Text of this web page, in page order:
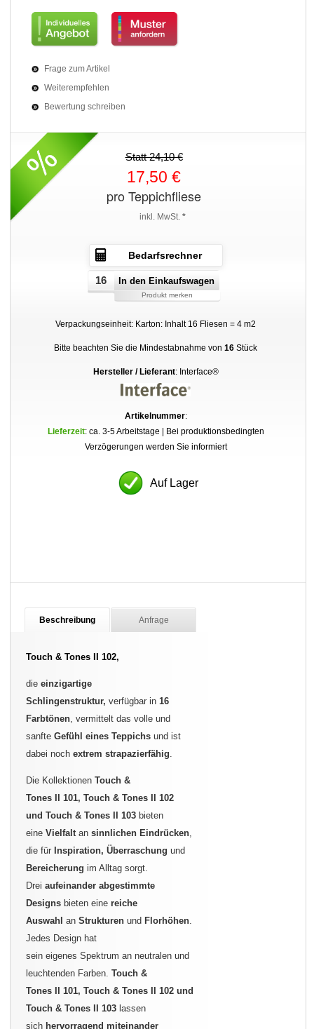
Frage zum Artikel
Weiterempfehlen
Bewertung schreiben
Statt 24,10 €
17,50 €
pro Teppichfliese
inkl. MwSt. *
Bedarfsrechner
In den Einkaufswagen
Produkt merken
Verpackungseinheit: Karton: Inhalt 16 Fliesen = 4 m2
Bitte beachten Sie die Mindestabnahme von16 Stück
Hersteller / Lieferant: Interface®
Artikelnummer:
Lieferzeit: ca. 3-5 Arbeitstage | Bei produktionsbedingten
Verzögerungen werden Sie informiert
Auf Lager
Beschreibung Anfrage
Touch & Tones II 102,
die einzigartige
Schlingenstruktur, verfügbar in 16
Farbtönen , vermittelt das volle und
sanfte Gefühl eines Teppichs und ist
dabei noch extrem strapazierfähig
Die Kollektionen Touch &
Tones II 101, Touch & Tones
102
und Touch & Tones 103 bieten
eine Vielfalt an sinnlichen Eindrücken
die für Inspiration, Überraschung und
Bereicherung im Alltag sorgt.
Drei aufeinander abgestimmte
Designs bieten eine reiche
Auswahl an Strukturen und Florhöhen
Jedes Design hat
sein eigenes Spektrum an neutralen und
leuchtenden Farben. Touch &
Tones
101, Touch & Tones
102 und
Touch & Tones
103 lassen
sich hervorragend miteinander